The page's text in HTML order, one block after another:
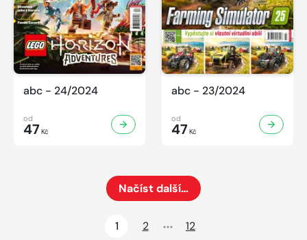
abc - 24/2024
od
47 Kč
abc - 23/2024
od
47 Kč
Načíst další…
1
2 12